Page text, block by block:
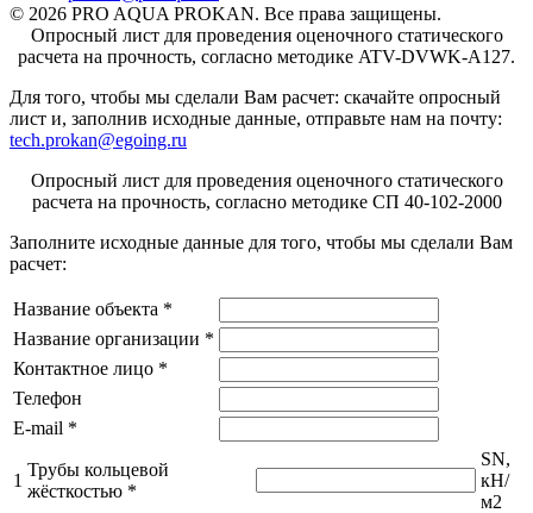
© 2026 PRO AQUA PROKAN. Все права защищены.
Опросный лист для проведения оценочного статического
расчета на прочность, согласно методике ATV-DVWK-A127.
Для того, чтобы мы сделали Вам расчет: скачайте опросный
лист и, заполнив исходные данные, отправьте нам на почту:
tech.prokan@egoing.ru
Опросный лист для проведения оценочного статического
расчета на прочность, согласно методике СП 40-102-2000
Заполните исходные данные для того, чтобы мы сделали Вам
расчет:
Название объекта *
Название организации *
Контактное лицо *
Телефон
E-mail *
1
Трубы кольцевой
жёсткостью *
SN,
кН/
м2